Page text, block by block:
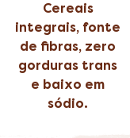
Cereais
integrais, fonte
de fibras, zero
gorduras trans
e baixo em
sódio.